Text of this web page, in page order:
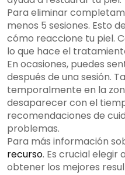
Para eliminar
menos 5 sesiones. Esto
cómo reaccione tu piel.
lo que hace el
En ocasiones, puedes
después de una sesión.
temporalmente en la
desaparecer con el
recomendaciones de
problemas.
Para más información
recurso. Es crucial
obtener los mejores